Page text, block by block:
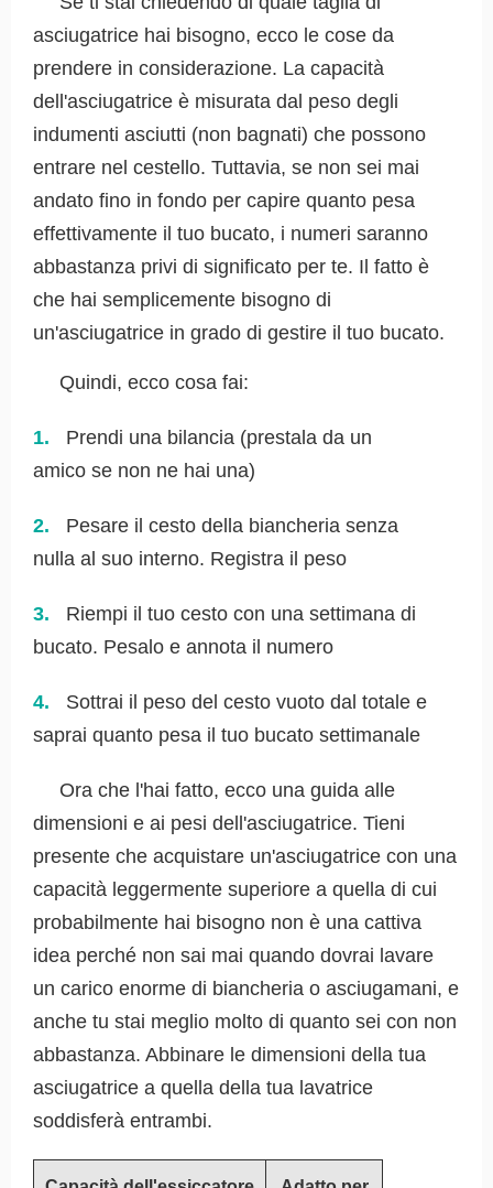
asciugatrice hai bisogno, ecco le cose da
prendere in considerazione. La capacità
dell'asciugatrice è misurata dal peso degli
indumenti asciutti (non bagnati) che possono
entrare nel cestello. Tuttavia, se non sei mai
andato fino in fondo per capire quanto pesa
effettivamente il tuo bucato, i numeri saranno
abbastanza privi di significato per te. Il fatto è
che hai semplicemente bisogno di
un'asciugatrice in grado di gestire il tuo bucato.
Quindi, ecco cosa fai:
Prendi una bilancia (prestala da un
amico se non ne hai una)
Pesare il cesto della biancheria senza
nulla al suo interno. Registra il peso
Riempi il tuo cesto con una settimana di
bucato. Pesalo e annota il numero
Sottrai il peso del cesto vuoto dal totale e
saprai quanto pesa il tuo bucato settimanale
Ora che l'hai fatto, ecco una guida alle
dimensioni e ai pesi dell'asciugatrice. Tieni
presente che acquistare un'asciugatrice con una
capacità leggermente superiore a quella di cui
probabilmente hai bisogno non è una cattiva
idea perché non sai mai quando dovrai lavare
un carico enorme di biancheria o asciugamani, e
anche tu stai meglio molto di quanto sei con non
abbastanza. Abbinare le dimensioni della tua
asciugatrice a quella della tua lavatrice
soddisferà entrambi.